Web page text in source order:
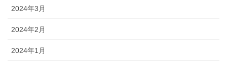
2024年3月
2024年2月
2024年1月